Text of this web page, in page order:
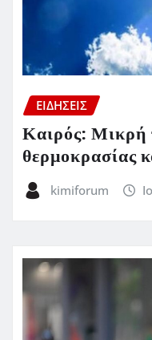
ΕΙΔΗΣΕΙΣ
Καιρός:
θερμοκρασίας
kimiforum